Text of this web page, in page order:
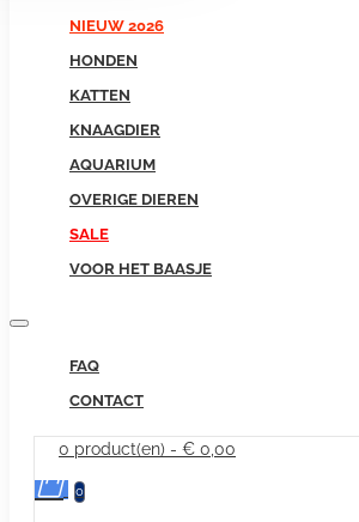
NIEUW 2026
HONDEN
KATTEN
KNAAGDIER
AQUARIUM
OVERIGE DIEREN
SALE
VOOR HET BAASJE
FAQ
CONTACT
0 product(en) - € 0,00
0